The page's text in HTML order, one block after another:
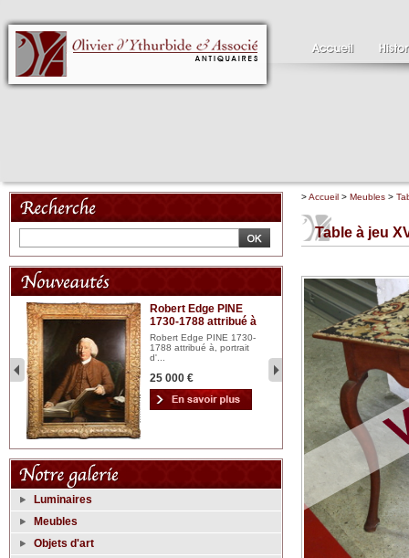
Robert Edge PINE
1730-1788 attribué à
Robert Edge PINE 1730-
1788 attribué à, portrait
d'...
25 000 € 2
Luminaires
Meubles
Objets d'art
>Accueil > Meubles >
Table à jeu